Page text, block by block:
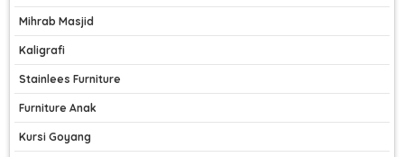
Mihrab Masjid
Kaligrafi
Stainlees Furniture
Furniture Anak
Kursi Goyang